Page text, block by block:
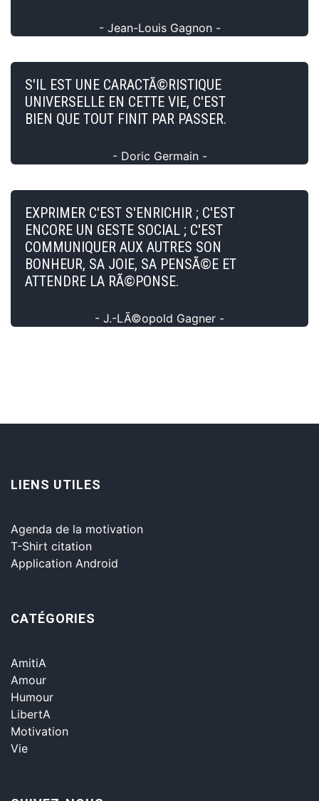
- Jean-Louis Gagnon -
S'IL EST UNE CARACTÃ©RISTIQUE
UNIVERSELLE EN CETTE VIE, C'EST
BIEN QUE TOUT FINIT PAR PASSER.
- Doric Germain -
EXPRIMER C'EST S'ENRICHIR ; C'EST
ENCORE UN GESTE SOCIAL ; C'EST
COMMUNIQUER AUX AUTRES SON
BONHEUR, SA JOIE, SA PENSÃ©E ET
ATTENDRE LA RÃ©PONSE.
- J.-LÃ©opold Gagner -
LIENS UTILES
Agenda de la motivation
T-Shirt citation
Application Android
CATÉGORIES
AmitiA
Amour
Humour
LibertA
Motivation
Vie